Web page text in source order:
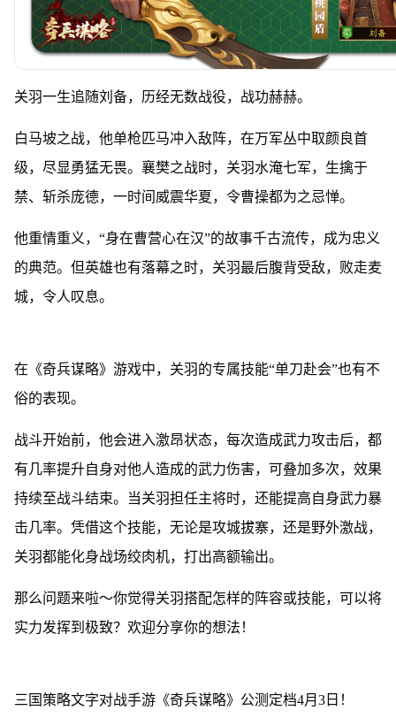
关羽一生追随刘备，历经无数战役，战功赫赫。
白马坡之战，他单枪匹马冲入敌阵，在万军丛中取颜良首
级，尽显勇猛无畏。襄樊之战时，关羽水淹七军，生擒于
禁、斩杀庞德，一时间威震华夏，令曹操都为之忌惮。
他重情重义，“身在曹营心在汉”的故事千古流传，成为忠义
的典范。但英雄也有落幕之时，关羽最后腹背受敌，败走麦
城，令人叹息。
在《奇兵谋略》游戏中，关羽的专属技能“单刀赴会”也有不
俗的表现。
战斗开始前，他会进入激昂状态，每次造成武力攻击后，都
有几率提升自身对他人造成的武力伤害，可叠加多次，效果
持续至战斗结束。当关羽担任主将时，还能提高自身武力暴
击几率。凭借这个技能，无论是攻城拔寨，还是野外激战，
关羽都能化身战场绞肉机，打出高额输出。
那么问题来啦～你觉得关羽搭配怎样的阵容或技能，可以将
实力发挥到极致？欢迎分享你的想法！
三国策略文字对战手游《奇兵谋略》公测定档4月3日！